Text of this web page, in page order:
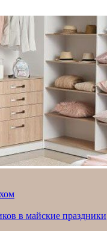
в майские праздники